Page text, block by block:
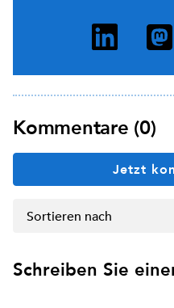
Kommentare (0)
Jetzt
Sortieren nach
Schreiben Sie